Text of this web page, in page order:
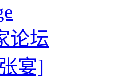
论坛
宴]